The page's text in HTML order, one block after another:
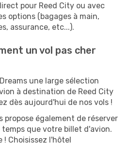
pour Reed City ou avec
options (bagages à main,
assurance, etc...).
un vol pas cher
une large sélection
à destination de Reed City
dès aujourd'hui de nos vols !
propose également de réserver
que votre billet d'avion.
! Choisissez l'hôtel